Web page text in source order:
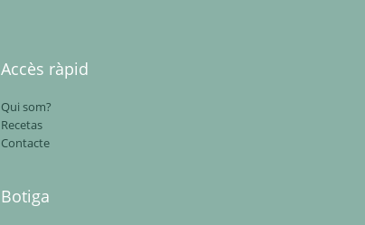
Accès ràpid
Qui som?
Recetas
Contacte
Botiga